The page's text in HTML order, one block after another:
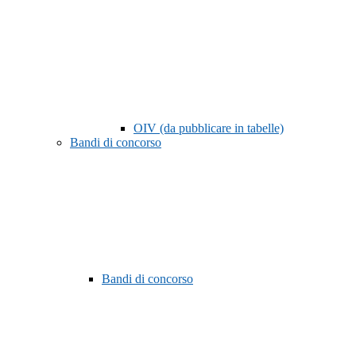
OIV (da pubblicare in tabelle)
Bandi di concorso
Bandi di concorso